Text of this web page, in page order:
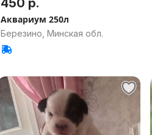
450 р.
Аквариум 250л
Березино, Минская обл.